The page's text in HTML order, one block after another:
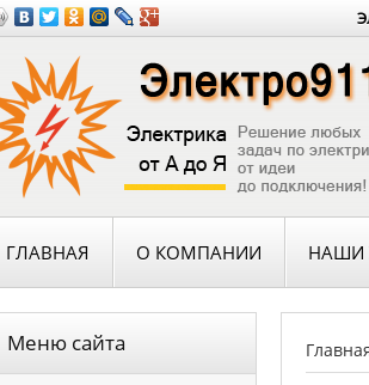
ГЛАВНАЯ О КОМПАНИИ НАШИ
Меню сайта